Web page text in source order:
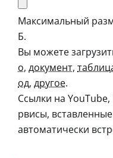
Максимальный
Б.
Вы можете
о, документ,
од, другое.
Ссылки на
рвисы,
автоматически